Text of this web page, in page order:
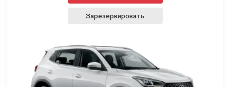
Зарезервировать